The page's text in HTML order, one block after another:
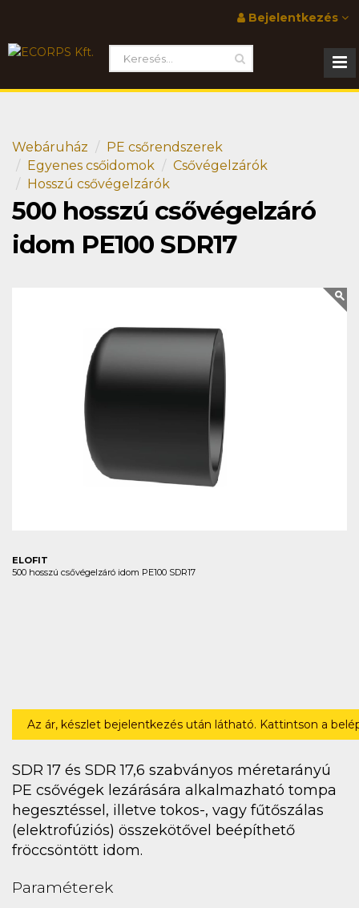
Bejelentkezés
Webáruház
PE csőrendszerek
Egyenes csőidomok
Csővégelzárók
Hosszú csővégelzárók
500 hosszú csővégelzáró
idom PE100 SDR17
ELOFIT
500 hosszú csővégelzáró idom PE100 SDR17
Az ár, készlet bejelentkezés után látható. Kattintson a
SDR 17 és SDR 17,6 szabványos méretarányú
PE csővégek lezárására alkalmazható tompa
hegesztéssel, illetve tokos-, vagy fűtőszálas
(elektrofúziós) összekötővel beépíthető
fröccsöntött idom.
Paraméterek